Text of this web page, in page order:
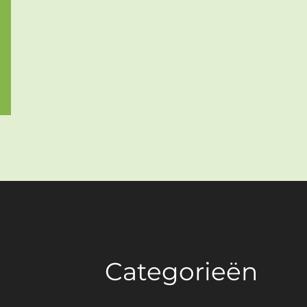
Categorieën